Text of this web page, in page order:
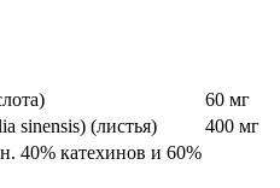
60 мг
sinensis) (листья)
400 мг
40% катехинов и 60%